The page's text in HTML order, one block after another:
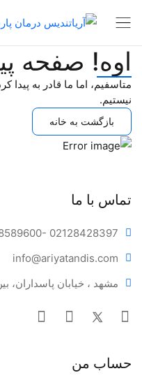
اوه! صفحه
متاسفیم، اما ما قادر به
نیستیم.
بازگشت به خانه
تماس با ما
- 02128428397
info@ariyatandis.com
مشهد ، خیابان پاسداران، بین پاسداران
حساب من